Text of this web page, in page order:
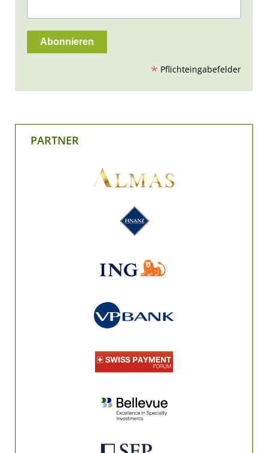
* Pflichteingabefelder
PARTNER